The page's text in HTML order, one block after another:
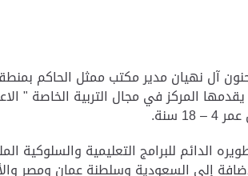
آل نهيان مدير مكتب ممثل الحاكم
المركز في مجال التربية الخاصة "
سنة.
الدائم للبرامج التعليمية والسلوكية
من جميع مناطق الدولة بالإضافة إلى السعودية